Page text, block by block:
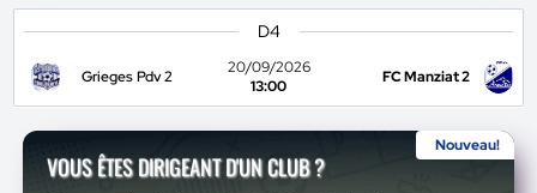
D4
Grieges Pdv 2
20/09/2026
13:00
FC Manziat 2
Nouveau!
VOUS ÊTES DIRIGEANT D'UN CLUB ?